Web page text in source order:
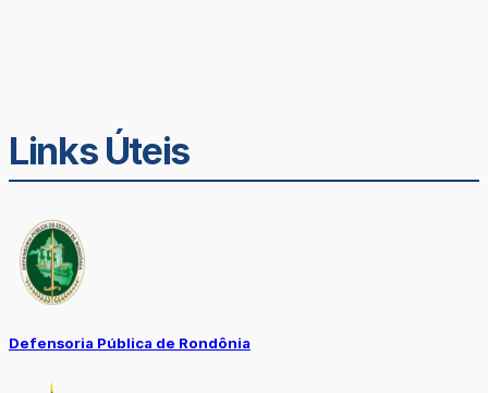
Links Úteis
Defensoria Pública de Rondônia